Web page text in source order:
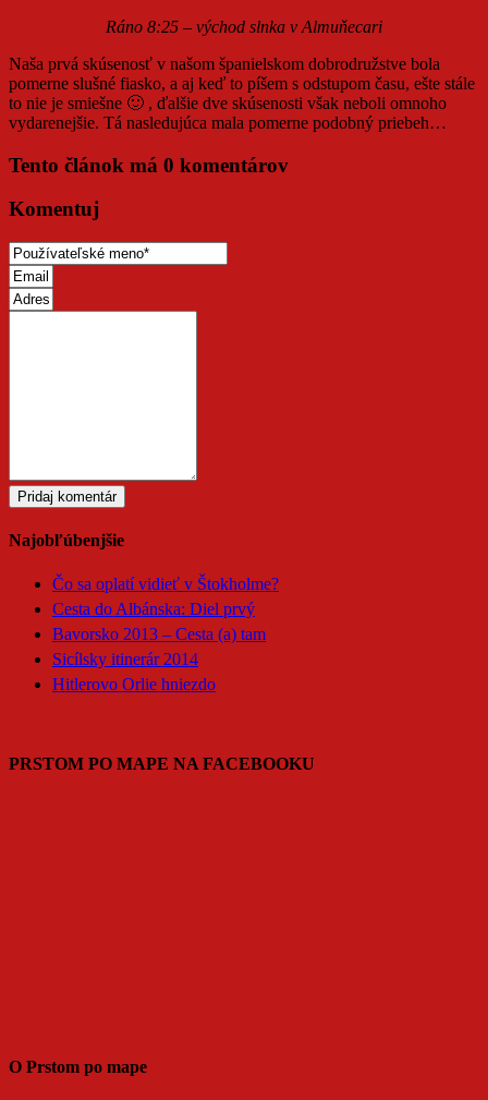
Ráno 8:25 – východ slnka v Almuňecari
Naša prvá skúsenosť v našom španielskom dobrodružstve bola
pomerne slušné fiasko, a aj keď to píšem s odstupom času, ešte stále
to nie je smiešne 🙂 , ďalšie dve skúsenosti však neboli omnoho
vydarenejšie. Tá nasledujúca mala pomerne podobný priebeh…
Tento článok má 0 komentárov
Komentuj
Pridaj komentár
Najobľúbenjšie
Čo sa oplatí vidieť v Štokholme?
Cesta do Albánska: Diel prvý
Bavorsko 2013 – Cesta (a) tam
Sicílsky itinerár 2014
Hitlerovo Orlie hniezdo
PRSTOM PO MAPE NA FACEBOOKU
O Prstom po mape